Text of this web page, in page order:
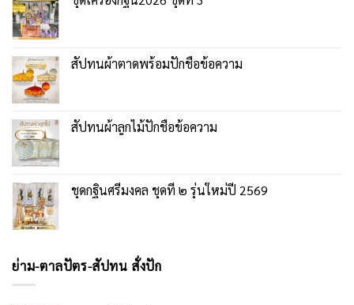
สัปทนผ้าตาดพร้อมปักชื่อข้อความ
สัปทนผ้าลูกไม้ปักชื่อข้อความ
ชุดกฐินศรีมงคล ชุดที่ ๒ รุ่นใหม่ปี 2569
ย่าม-ตาลปัตร-สัปทน สั่งปัก